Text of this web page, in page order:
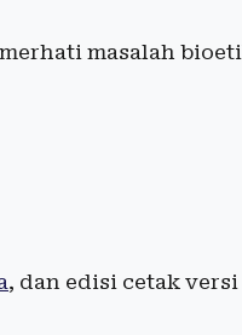
masalah
, dan edisi cetak